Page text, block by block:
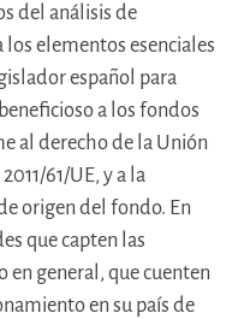
del análisis de
elementos esenciales
español para
a los fondos
al derecho de la Unión
61/UE, y a la
origen del fondo. En
que capten las
en general, que cuenten
en su país de